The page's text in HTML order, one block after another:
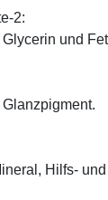
2:
und
Hilfs-